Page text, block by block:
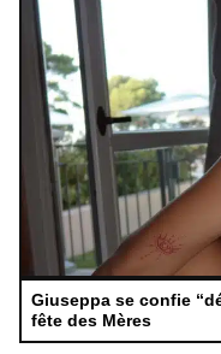
Giuseppa se confie
fête des Mères